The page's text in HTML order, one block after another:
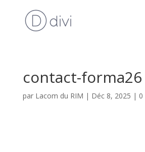
contact-forma26
par Lacom du RIM | Déc 8, 2025 |